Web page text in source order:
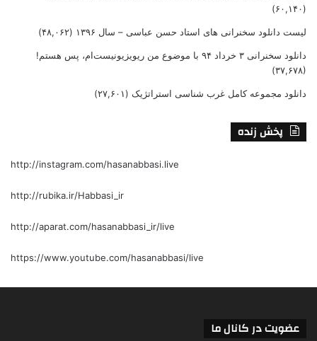
(۶۰,۱۴۰)
لیست دانلود سخنرانی های استاد حسن عباسی – سال ۱۳۹۶ (۴۸,۰۶۲)
دانلود سخنرانی ۳ خرداد ۹۴ با موضوع من ریویزیونیست‌ام، پس هستم!
(۳۷,۶۷۸)
دانلود مجموعه کامل غرب شناسی استراتژیک (۲۷,۶۰۱)
پخش زنده
http://instagram.com/hasanabbasi.live
http://rubika.ir/Habbasi_ir
http://aparat.com/hasanabbasi_ir/live
https://www.youtube.com/hasanabbasi/live
عضویت در کانال ما